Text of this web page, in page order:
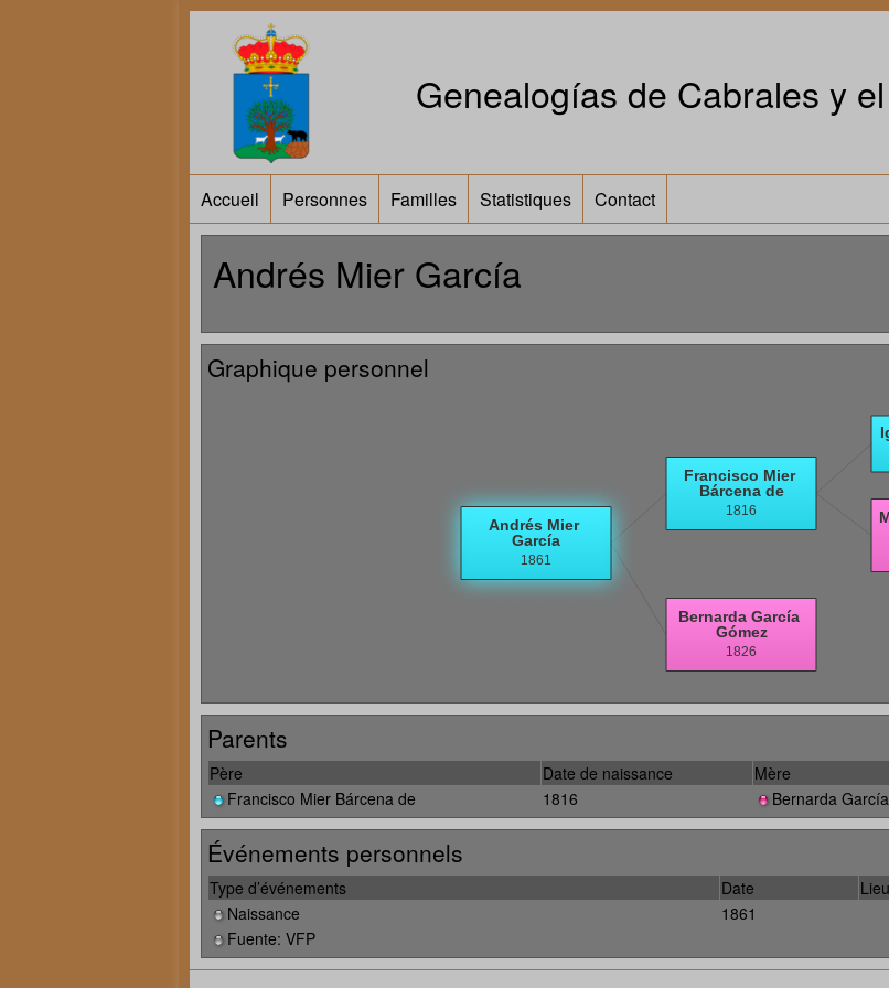
Genealogías de Cabrales y
Accueil Personnes Familles Statistiques Contact
Andrés Mier García
Graphique personnel
Parents
Père Date de naissance Mère
Francisco Mier Bárcena de
1816 Bernarda
Événements personnels
Type d’événements Date Lieu
Naissance
1861
Fuente: VFP